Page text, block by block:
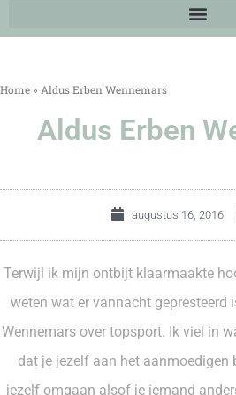
Home » Aldus Erben Wennemars
Aldus Erben
augustus 16, 2016
Terwijl ik mijn ontbijt klaarmaakte
weten wat er vannacht gepresteerd
Wennemars over topsport. Ik viel in
dat je jezelf aan het aanmoedigen
jezelf omgaan alsof je iemand